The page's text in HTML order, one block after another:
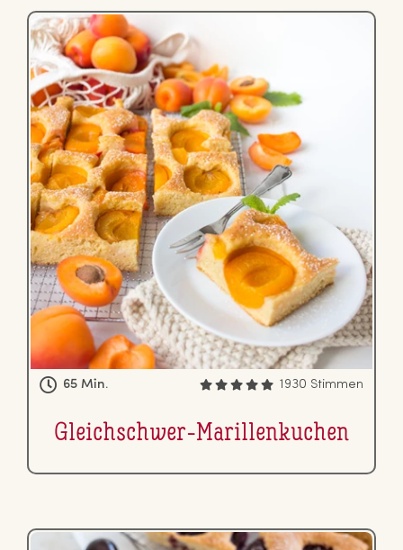
65 Min. 1930 Stimmen
Gleich­schwer-Ma­ril­len­ku­chen